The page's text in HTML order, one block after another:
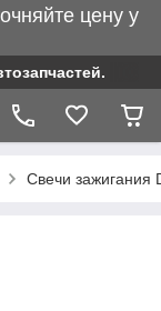
цену у
Свечи зажигания